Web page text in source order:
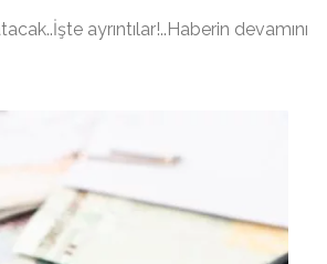
ayrıntılar!..Haberin devamını